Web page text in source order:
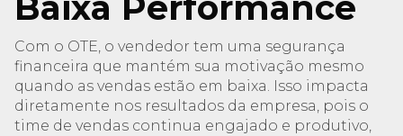
Com o OTE, o vendedor tem uma segurança
financeira que mantém sua motivação mesmo
quando as vendas estão em baixa. Isso impacta
diretamente nos resultados da empresa, pois o
time de vendas continua engajado e produtivo,